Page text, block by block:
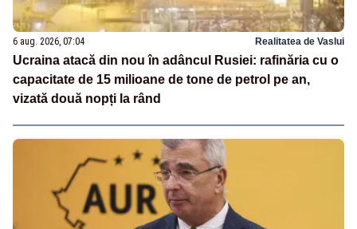
6 aug. 2026, 07:04 Realitatea de Vaslui
Ucraina atacă din nou în adâncul Rusiei: rafinăria cu o
capacitate de 15 milioane de tone de petrol pe an,
vizată două nopți la rând